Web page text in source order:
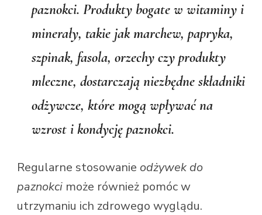
paznokci. Produkty bogate w witaminy i
minerały, takie jak marchew, papryka,
szpinak, fasola, orzechy czy produkty
mleczne, dostarczają niezbędne składniki
odżywcze, które mogą wpływać na
wzrost i kondycję paznokci.
Regularne stosowanie odżywek do
paznokci może również pomóc w
utrzymaniu ich zdrowego wyglądu.